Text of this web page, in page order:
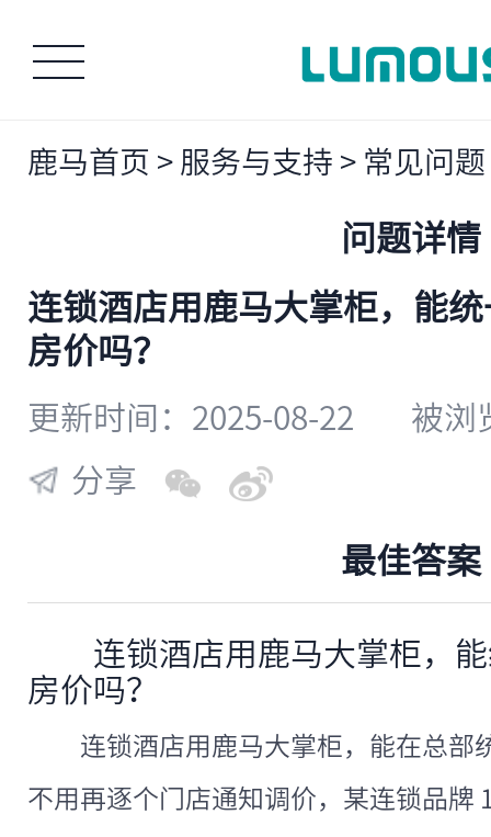
鹿马首页 > 服务与支持 > 常见问题
问题详情
连锁酒店用鹿马大掌柜，能
房价吗？
更新时间：2025-08-22
被浏
分享
最佳答案
连锁酒店用鹿马大掌柜，
房价吗？
连锁酒店用鹿马大掌柜，能在总部
不用再逐个门店通知调价，某连锁品牌